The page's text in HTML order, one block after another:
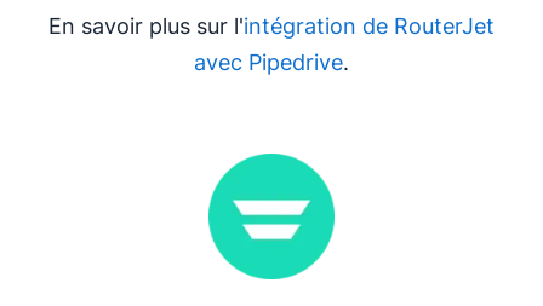
En savoir plus sur l'intégration de RouterJet
avec Pipedrive.